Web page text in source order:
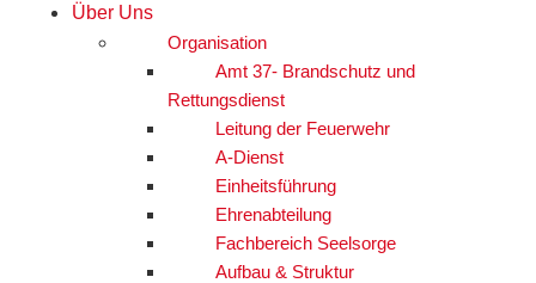
Über Uns
Organisation
Amt 37- Brandschutz und
Rettungsdienst
Leitung der Feuerwehr
A-Dienst
Einheitsführung
Ehrenabteilung
Fachbereich Seelsorge
Aufbau & Struktur